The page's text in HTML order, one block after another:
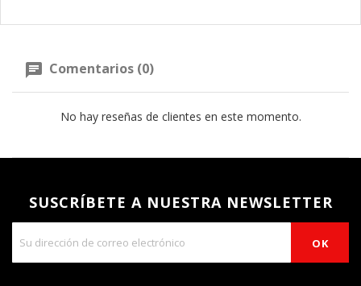
Comentarios (0)
No hay reseñas de clientes en este momento.
SUSCRÍBETE A NUESTRA NEWSLETTER